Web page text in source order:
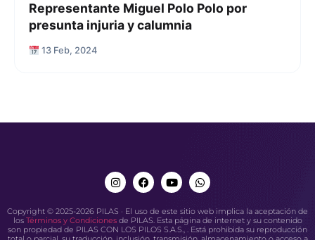
Representante Miguel Polo Polo por
presunta injuria y calumnia
13 Feb, 2024
Copyright © 2025-2026 PILAS · El uso de este sitio web implica la aceptación de
los Términos y Condicionesde PILAS. Esta página de internet y su contenido
son propiedad de PILAS CON LOS PILOS S.A.S., . Está prohibida su reproducción